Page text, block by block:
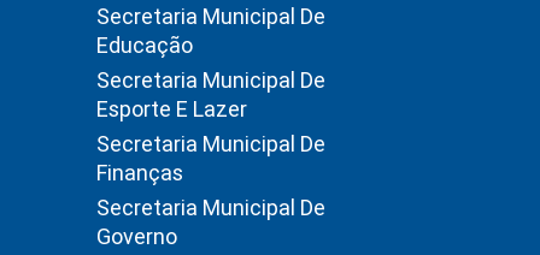
Secretaria Municipal De
Educação
Secretaria Municipal De
Esporte E Lazer
Secretaria Municipal De
Finanças
Secretaria Municipal De
Governo